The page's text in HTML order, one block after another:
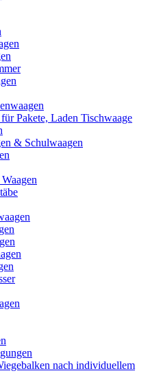
Pakete, Laden Tischwaage
& Schulwaagen
nach individuellem